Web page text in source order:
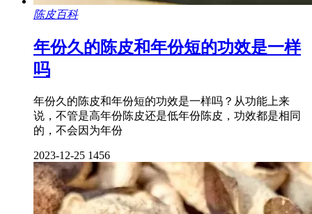
陈皮百科
年份久的陈皮和年份短的功效是一样
吗
年份久的陈皮和年份短的功效是一样吗？从功能上来
说，不管是高年份陈皮还是低年份陈皮，功效都是相同
的，不会因为年份
2023-12-25 1456